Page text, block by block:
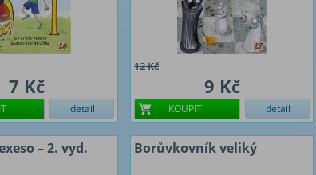
7 Kč
detail
12 Kč
9 Kč
KOUPIT detail
– 2. vyd. Borůvkovník veliký